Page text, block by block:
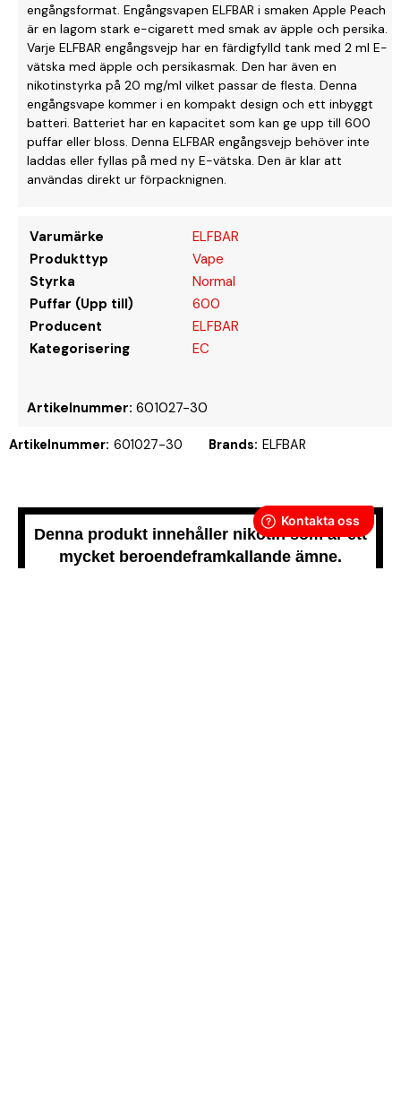
engångsformat. Engångsvapen ELFBAR i smaken Apple Peach
är en lagom stark e-cigarett med smak av äpple och persika.
Varje ELFBAR engångsvejp har en färdigfylld tank med 2 ml E-
vätska med äpple och persikasmak. Den har även en
nikotinstyrka på 20 mg/ml vilket passar de flesta. Denna
engångsvape kommer i en kompakt design och ett inbyggt
batteri. Batteriet har en kapacitet som kan ge upp till 600
puffar eller bloss. Denna ELFBAR engångsvejp behöver inte
laddas eller fyllas på med ny E-vätska. Den är klar att
användas direkt ur förpacknignen.
Varumärke
ELFBAR
Produkttyp
Vape
Styrka
Normal
Puffar (Upp till)
600
Producent
ELFBAR
Kategorisering
EC
Artikelnummer: 601027-30
Artikelnummer: 601027-30 Brands: ELFBAR
Denna produkt innehåller nikotin som är ett
mycket beroendeframkallande ämne.